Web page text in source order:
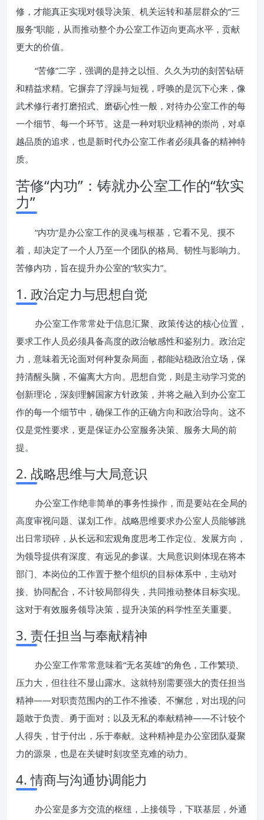
修，才能真正实现对领导决策、机关运转和基层群众的“三
服务”职能，从而推动整个办公室工作迈向更高水平，贡献
更大的价值。
“苦修”二字，强调的是持之以恒、久久为功的刻苦钻研
和精益求精。它摒弃了浮躁与短视，呼唤的是沉下心来，像
武术修行者打磨招式、磨砺心性一般，对待办公室工作的每
一个细节、每一个环节。这是一种对职业精神的崇尚，对卓
越品质的追求，也是新时代办公室工作者必须具备的精神特
质。
苦修“内功”：铸就办公室工作的“软实
力”
“内功”是办公室工作的灵魂与根基，它看不见、摸不
着，却决定了一个人乃至一个团队的格局、韧性与影响力。
苦修内功，旨在提升办公室的“软实力”。
1. 政治定力与思想自觉
办公室工作常常处于信息汇聚、政策传达的核心位置，
要求工作人员必须具备高度的政治敏感性和鉴别力。政治定
力，意味着无论面对何种复杂局面，都能站稳政治立场，保
持清醒头脑，不偏离大方向。思想自觉，则是主动学习党的
创新理论，深刻理解国家方针政策，并将之融入到办公室工
作的每一个细节中，确保工作的正确方向和政治导向。这不
仅是党性要求，更是保证办公室服务决策、服务大局的前
提。
2. 战略思维与大局意识
办公室工作绝非简单的事务性操作，而是要站在全局的
高度审视问题、谋划工作。战略思维要求办公室人员能够跳
出日常琐碎，从长远和宏观角度思考工作定位、发展方向，
为领导提供有深度、有远见的参谋。大局意识则体现在将本
部门、本岗位的工作置于整个组织的目标体系中，主动对
接、协同配合，不计较局部得失，共同推动整体目标实现。
这对于有效服务领导决策，提升决策的科学性至关重要。
3. 责任担当与奉献精神
办公室工作常常意味着“无名英雄”的角色，工作繁琐、
压力大，但往往不显山露水。这就特别需要强大的责任担当
精神——对职责范围内的工作不推诿、不懈怠，对出现的问
题敢于负责、勇于面对；以及无私的奉献精神——不计较个
人得失，甘于付出，乐于奉献。这种精神是办公室团队凝聚
力的源泉，也是在关键时刻攻坚克难的动力。
4. 情商与沟通协调能力
办公室是多方交流的枢纽，上接领导，下联基层，外通